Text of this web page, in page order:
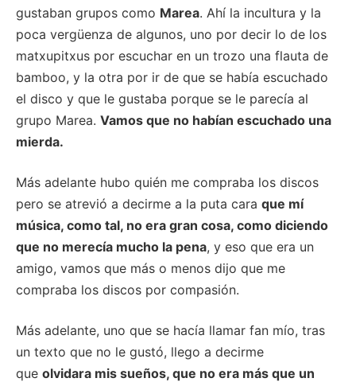
gustaban grupos como Marea. Ahí la incultura y la
poca vergüenza de algunos, uno por decir lo de los
matxupitxus por escuchar en un trozo una flauta de
bamboo, y la otra por ir de que se había escuchado
el disco y que le gustaba porque se le parecía al
grupo Marea. Vamos que no habían escuchado una
mierda.
Más adelante hubo quién me compraba los discos
pero se atrevió a decirme a la puta cara que mí
música, como tal, no era gran cosa, como diciendo
que no merecía mucho la pena, y eso que era un
amigo, vamos que más o menos dijo que me
compraba los discos por compasión.
Más adelante, uno que se hacía llamar fan mío, tras
un texto que no le gustó, llego a decirme
que olvidara mis sueños, que no era más que un